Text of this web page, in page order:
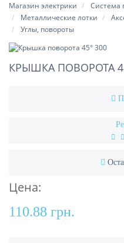
Магазин электрики
Система
Металлические лотки
Углы, повороты
КРЫШКА ПОВОРОТА
Цена:
110.88 грн.